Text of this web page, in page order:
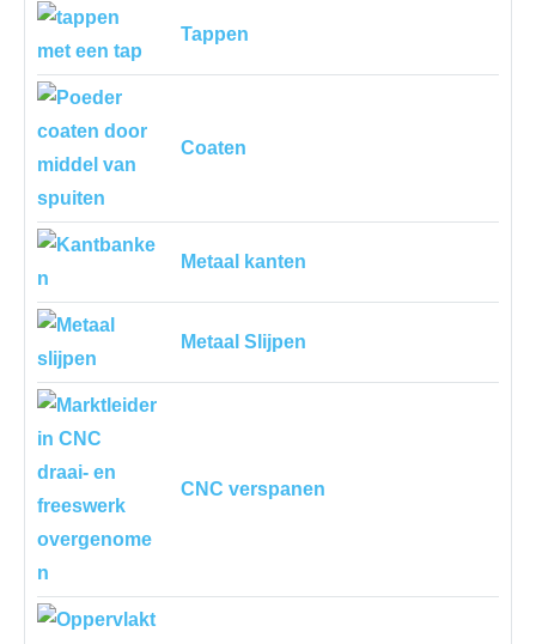
Tappen
Coaten
Metaal kanten
Metaal Slijpen
CNC verspanen